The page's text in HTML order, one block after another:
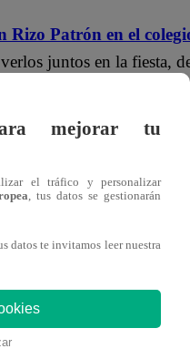
Rizo Patrón en el
juntos en la fiesta,
y le comentó que
por el estilo.
sentido, Belén
interés en
mejorar tu
el tráfico y personalizar
, tus datos se gestionarán
datos te invitamos leer nuestra